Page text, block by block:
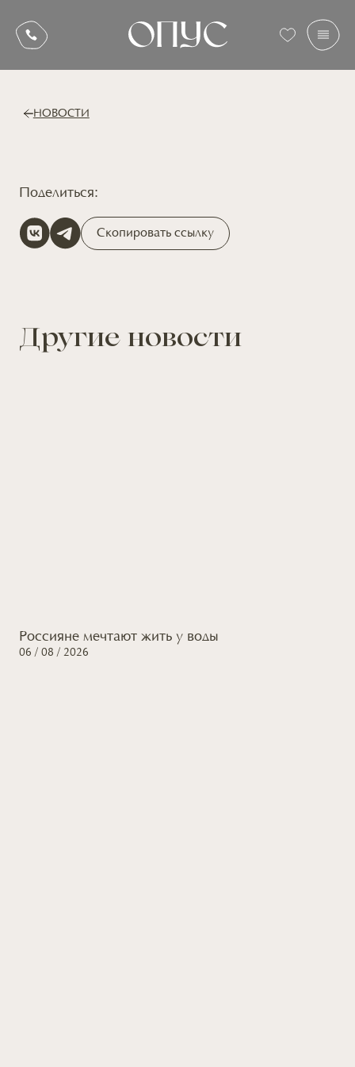
НОВОСТИ
Поделиться:
Скопировать ссылку
Другие новости
Россияне мечтают жить у воды
06 / 08 / 2026